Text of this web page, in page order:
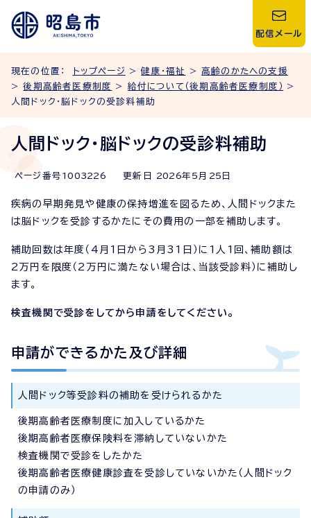
配信メール
現在の位置： トップページ >健康・福祉 >高齢のかたへの支援
>後期高齢者医療制度 > 給付について（後期高齢者医療制度）
>
人間ドック・脳ドックの受診料補助
人間ドック・脳ドックの受診料補助
ページ番号 1003226 更新日 2026年5月 25 日
疾病の早期発見や健康の保持増進を図るため、人間ドックまた
は脳ドックを受診するかたにその費用の一部を補助します。
補助回数は年度（4月1日から3月31日）に1人1回、補助額は
2万円を限度（2万円に満たない場合は、当該受診料）に補助し
ます。
検査機関で受診をしてから申請をしてください。
申請ができるかた及び詳細
人間ドック等受診料の補助を受けられるかた
後期高齢者医療制度に加入しているかた
後期高齢者医療保険料を滞納していないかた
検査機関で受診をしたかた
後期高齢者医療健康診査を受診していないかた（人間ドック
の申請のみ）